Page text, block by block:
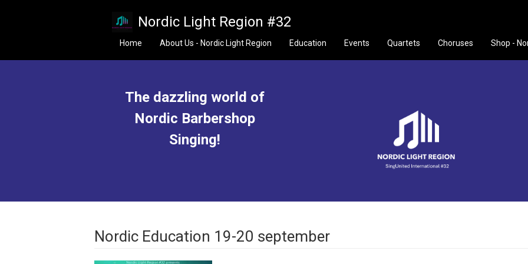
Nordic Light Region #32
Home About Us - Nordic Light Region Education Events Quartets Choruses Shop -
The dazzling world of
Nordic Barbershop
Singing!
Nordic Education 19-20 september